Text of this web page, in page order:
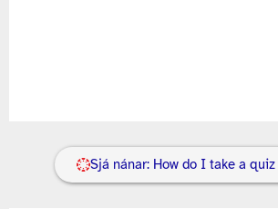
Sjá nánar: How do I take a